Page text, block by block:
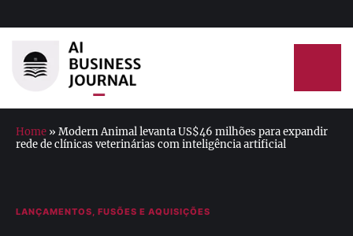
Home » Modern Animal levanta US$46 milhões para expandir
rede de clínicas veterinárias com inteligência artificial
LANÇAMENTOS, FUSÕES E AQUISIÇÕES